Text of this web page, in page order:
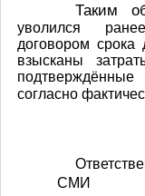
Таким
уволился
договором срока
взысканы
согласно
СМИ